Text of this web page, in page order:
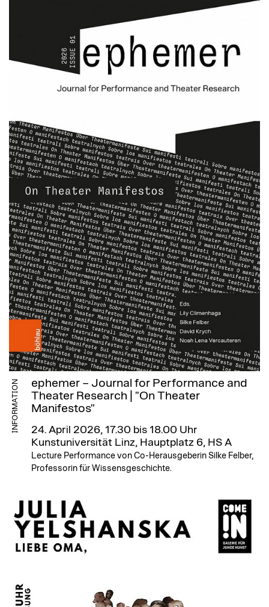
INFORMATION
ephemer – Journal for Performance and
Theater Research | "On Theater
Manifestos"
24. April 2026, 17.30 bis 18.00 Uhr
Kunstuniversität Linz, Hauptplatz 6, HS A
Lecture Performance von Co-Herausgeberin Silke Felber,
Professorin für Wissensgeschichte.